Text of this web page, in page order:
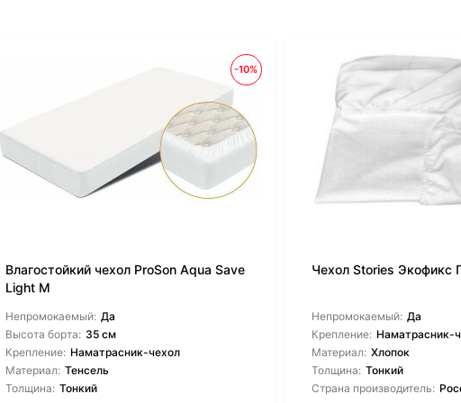
-10%
Влагостойкий чехол ProSon Aqua Save
Light M
Непромокаемый: Да
Высота борта: 35 см
Крепление: Наматрасник-чехол
Материал: Тенсель
Толщина: Тонкий
Чехол Stories Экофикс
Непромокаемый: Да
Крепление: Наматрасник-
Материал: Хлопок
Толщина: Тонкий
Страна производитель: